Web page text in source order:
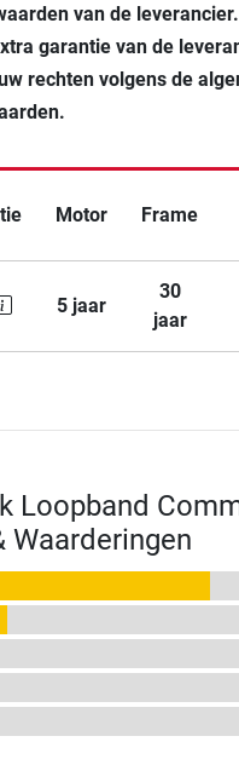
van de
garantie van de
rechten volgens de
Motor Frame
5 jaar
30
jaar
Loopband
Waarderingen